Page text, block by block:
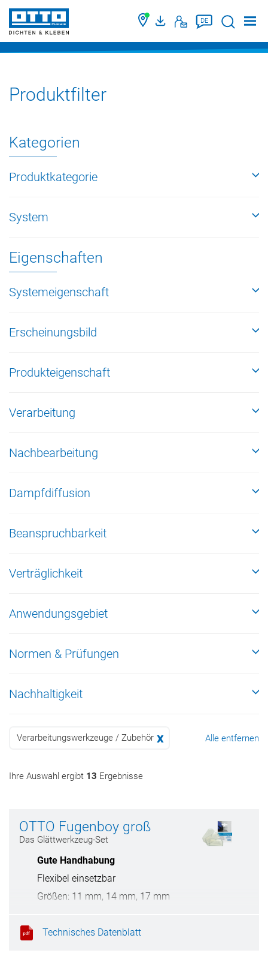
DE Suche
Produktfilter
Kategorien
Produktkategorie
System
Eigenschaften
Systemeigenschaft
Erscheinungsbild
Produkteigenschaft
Verarbeitung
Nachbearbeitung
Dampfdiffusion
Beanspruchbarkeit
Verträglichkeit
Anwendungsgebiet
Normen & Prüfungen
Nachhaltigkeit
Alle entfernen
Verarbeitungswerkzeuge / Zubehör
Ihre Auswahl ergibt 13 Ergebnisse
OTTO Fugenboy groß
Das Glättwerkzeug-Set
Gute Handhabung
Flexibel einsetzbar
Größen: 11 mm, 14 mm, 17 mm
Technisches Datenblatt